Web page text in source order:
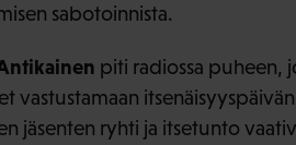
sabotoinnista.
piti radiossa puheen,
vastustamaan
jäsenten ryhti ja itsetunto